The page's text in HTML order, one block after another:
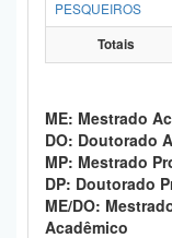
PESQUEIROS
Totais
ME: Mestrado
DO:
MP: Mestrado
DP: Doutorado
ME/DO:
Acadêmico